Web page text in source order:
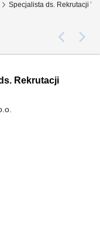
Specjalista ds. Rekrutacji
Rekrutacji